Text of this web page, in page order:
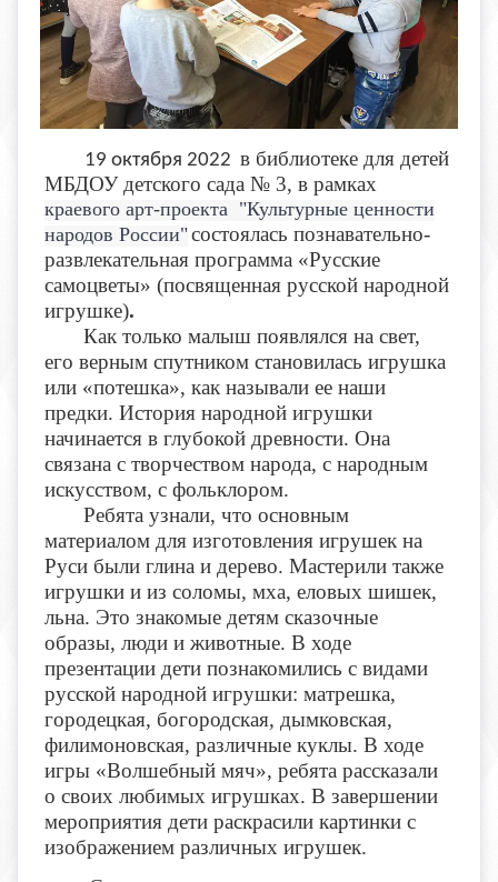
19 октября 2022 в библиотеке для детей
МБДОУ детского сада № 3, в рамках
краевого арт-проекта "Культурные ценности
народов России"состоялась познавательно-
развлекательная программа «Русские
самоцветы» (посвященная русской народной
игрушке).
Как только малыш появлялся на свет,
его верным спутником становилась игрушка
или «потешка», как называли ее наши
предки. История народной игрушки
начинается в глубокой древности. Она
связана с творчеством народа, с народным
искусством, с фольклором.
Ребята узнали, что основным
материалом для изготовления игрушек на
Руси были глина и дерево. Мастерили также
игрушки и из соломы, мха, еловых шишек,
льна. Это знакомые детям сказочные
образы, люди и животные. В ходе
презентации дети познакомились с видами
русской народной игрушки: матрешка,
городецкая, богородская, дымковская,
филимоновская, различные куклы. В ходе
игры «Волшебный мяч», ребята рассказали
о своих любимых игрушках. В завершении
мероприятия дети раскрасили картинки с
изображением различных игрушек.